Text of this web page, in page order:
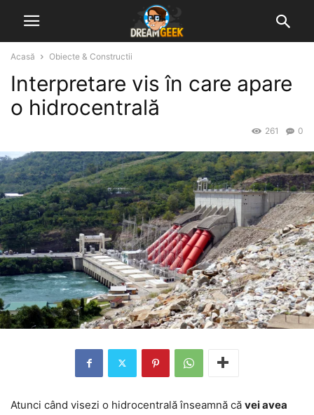
Acasă Obiecte & Constructii
Interpretare vis în care apare
o hidrocentrală
0
261
Atunci când visezi o hidrocentrală înseamnă că vei avea